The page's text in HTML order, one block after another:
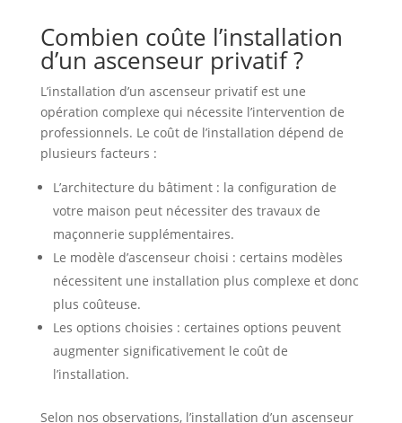
Combien coûte l’installation
d’un ascenseur privatif ?
L’installation d’un ascenseur privatif est une
opération complexe qui nécessite l’intervention de
professionnels. Le coût de l’installation dépend de
plusieurs facteurs :
L’architecture du bâtiment : la configuration de
votre maison peut nécessiter des travaux de
maçonnerie supplémentaires.
Le modèle d’ascenseur choisi : certains modèles
nécessitent une installation plus complexe et donc
plus coûteuse.
Les options choisies : certaines options peuvent
augmenter significativement le coût de
l’installation.
Selon nos observations, l’installation d’un ascenseur